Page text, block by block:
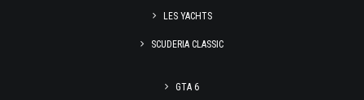
LES YACHTS
SCUDERIA CLASSIC
GTA 6